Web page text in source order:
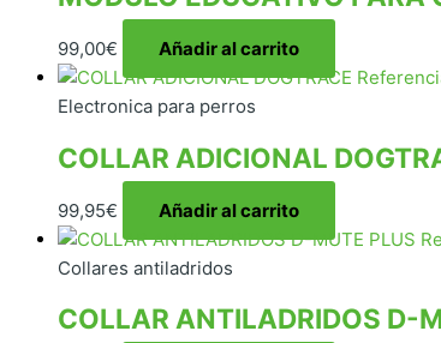
99,00€ Añadir al carrito
Electronica para perros
COLLAR ADICIONAL
99,95€ Añadir al carrito
Collares antiladridos
COLLAR ANTILADRIDOS D-